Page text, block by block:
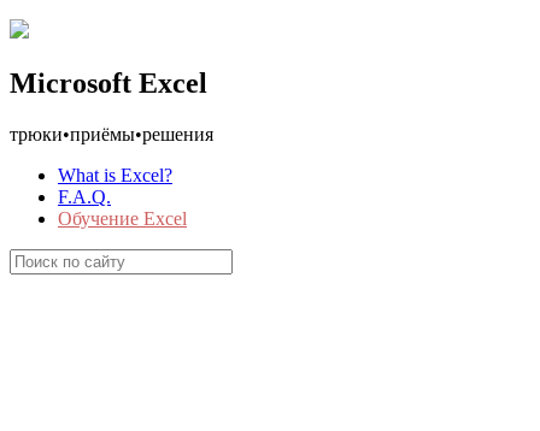
Microsoft Excel
трюки•приёмы•решения
What is Excel?
F.A.Q.
Обучение Excel